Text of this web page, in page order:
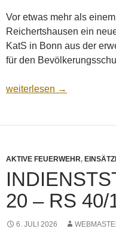
Vor etwas mehr als
Reichertshausen ein
KatS in Bonn aus der
für den
Indienststellung LF 20
weiterlesen →
AKTIVE FEUERWEHR,
20 – RS 40/
6. JULI 2026